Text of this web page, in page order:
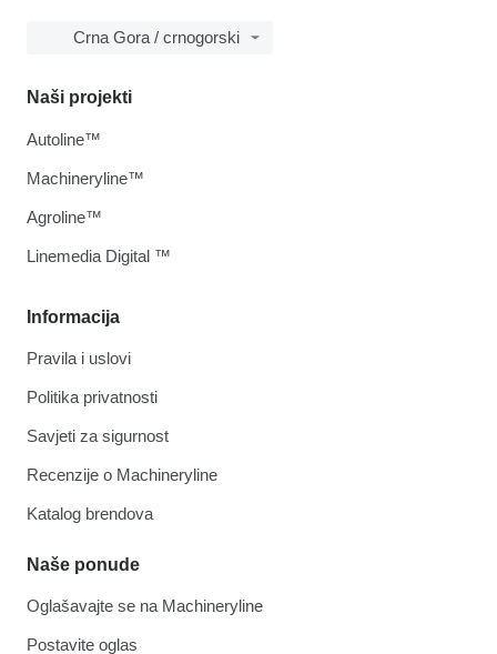
Crna Gora / crnogorski
Informacija
Pravila i uslovi
Politika privatnosti
Savjeti za sigurnost
Recenzije o Machineryline
Katalog brendova
Naše ponude
Oglašavajte se na Machineryline
Postavite oglas
Naši projekti
Autoline™
Machineryline™
Agroline™
Linemedia Digital ™